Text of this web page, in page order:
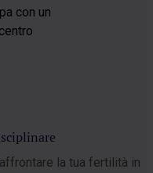
la tua fertilità in